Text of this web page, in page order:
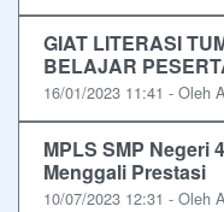
GIAT LITERASI
BELAJAR
16/01/2023 11:41 - Oleh
MPLS SMP Negeri
Menggali Prestasi
10/07/2023 12:31 - Oleh